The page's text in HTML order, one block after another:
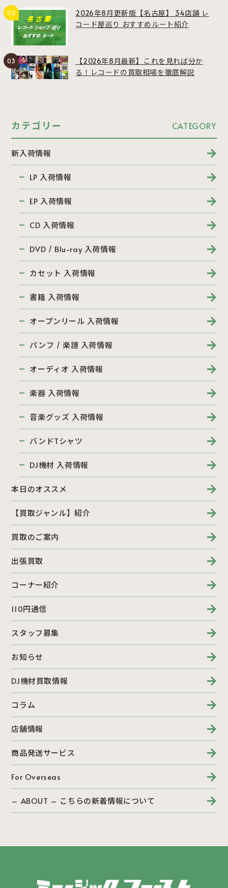
2026年8月更新版【名古屋】 34店舗 レ
コード屋巡り おすすめルート紹介
【2026年8月最新】これを見れば分か
る！レコードの買取相場を徹底解説
カテゴリー CATEGORY
新入荷情報
LP 入荷情報
EP 入荷情報
CD 入荷情報
DVD / Blu-ray 入荷情報
カセット 入荷情報
書籍 入荷情報
オープンリール 入荷情報
パンフ / 楽譜 入荷情報
オーディオ 入荷情報
楽器 入荷情報
音楽グッズ 入荷情報
バンドTシャツ
DJ機材 入荷情報
本日のオススメ
【買取ジャンル】紹介
買取のご案内
出張買取
コーナー紹介
110円通信
スタッフ募集
お知らせ
DJ機材買取情報
コラム
店舗情報
商品発送サービス
For Overseas
– ABOUT – こちらの新着情報について